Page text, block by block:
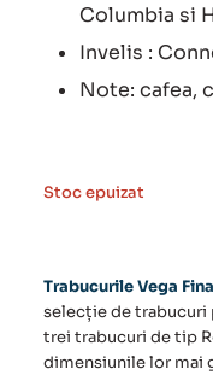
Columbia si
Invelis :
Note: cafea,
Stoc epuizat
Trabucurile Vega
selecție de trabucuri
trei trabucuri de tip
dimensiunile lor mai